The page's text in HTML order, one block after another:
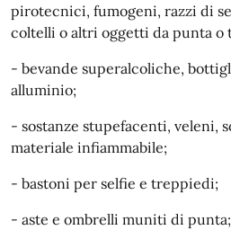
pirotecnici, fumogeni, razzi di
coltelli o altri oggetti da punta o
- bevande superalcoliche,
alluminio;
- sostanze stupefacenti, veleni,
materiale infiammabile;
- bastoni per selfie e treppiedi;
- aste e ombrelli muniti di punta;